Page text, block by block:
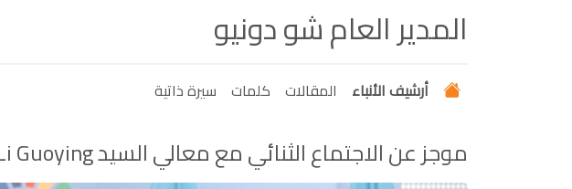
المدير العام شو دونيو
أرشيف الأنباء المقالات كلمات سيرة ذاتية
موجز عن الاجتماع الثنائي مع معالي السيد Li Guoying، وزير الموارد المائية في الصين